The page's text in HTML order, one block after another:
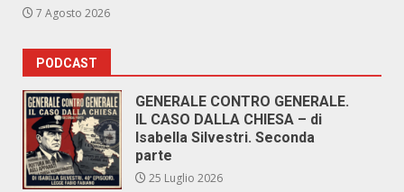
7 Agosto 2026
PODCAST
GENERALE CONTRO GENERALE.
IL CASO DALLA CHIESA – di
Isabella Silvestri. Seconda
parte
25 Luglio 2026